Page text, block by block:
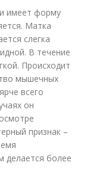
имеет форму
Матка
слегка
В течение
Происходит
мышечных
всего
он
признак –
делается более